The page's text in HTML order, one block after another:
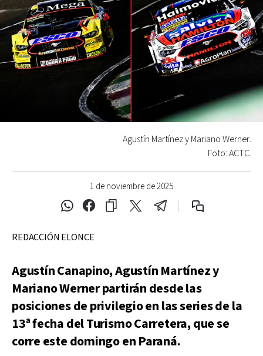
1 de noviembre de 2025
Agustín Martínez y Mariano Werner.
Foto: ACTC.
REDACCIÓN ELONCE
Agustín Canapino, Agustín Martínez y
Mariano Werner partirán desde las
posiciones de privilegio en las series de la
13ª fecha del Turismo Carretera, que se
corre este domingo en Paraná.